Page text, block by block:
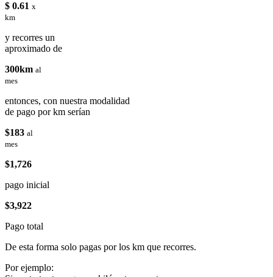
$ 0.61 x
km
y recorres un
aproximado de
300km al
mes
entonces, con nuestra modalidad
de pago por km serían
$183 al
mes
$1,726
pago inicial
$3,922
Pago total
De esta forma solo pagas por los km que recorres.
Por ejemplo: